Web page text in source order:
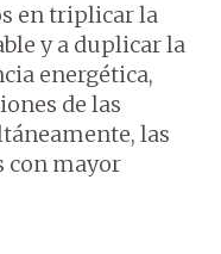
en triplicar la
y a duplicar la
energética,
de las
las
con mayor